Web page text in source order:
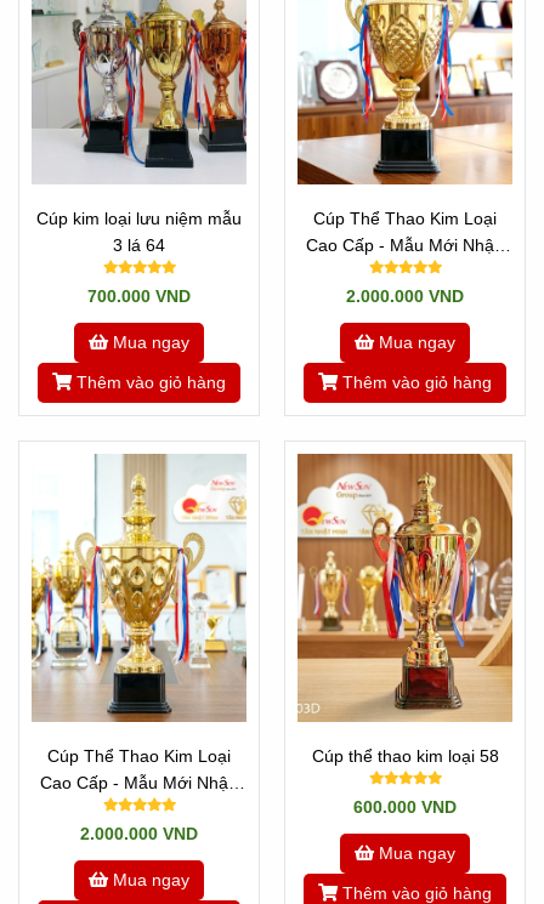
Cúp kim loại lưu niệm mẫu
3 lá 64
700.000 VND
Mua ngay
Thêm vào giỏ hàng
Cúp Thể Thao Kim Loại
Cao Cấp - Mẫu Mới Nhập
VIP 8 Cao 68 cm
2.000.000 VND
Mua ngay
Thêm vào giỏ hàng
Cúp Thể Thao Kim Loại
Cao Cấp - Mẫu Mới Nhập
VIP 7 Cao 68 cm
2.000.000 VND
Mua ngay
Cúp thể thao kim loại 58
600.000 VND
Mua ngay
Thêm vào giỏ hàng